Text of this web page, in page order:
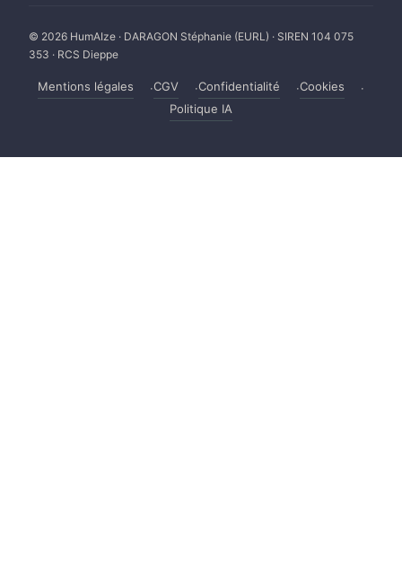
© 2026 HumAIze · DARAGON Stéphanie (EURL) · SIREN 104 075
353 · RCS Dieppe
Mentions légales CGV Confidentialité
Cookies
Politique IA